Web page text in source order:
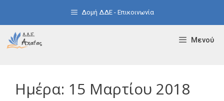
Δομή ΔΔΕ - Επικοινωνία
Μενού
Ημέρα: 15 Μαρτίου 2018